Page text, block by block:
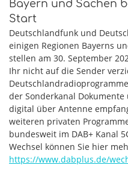
Bayern und Sachen
Start
Deutschlandfunk und
einigen Regionen Bayerns
stellen am 30. September
Ihr nicht auf die Sender
der Sonderkanal
digital über Antenne
weiteren privaten
bundesweit im DAB+ Kanal
Wechsel können Sie hier
https://www.dabplus.de/